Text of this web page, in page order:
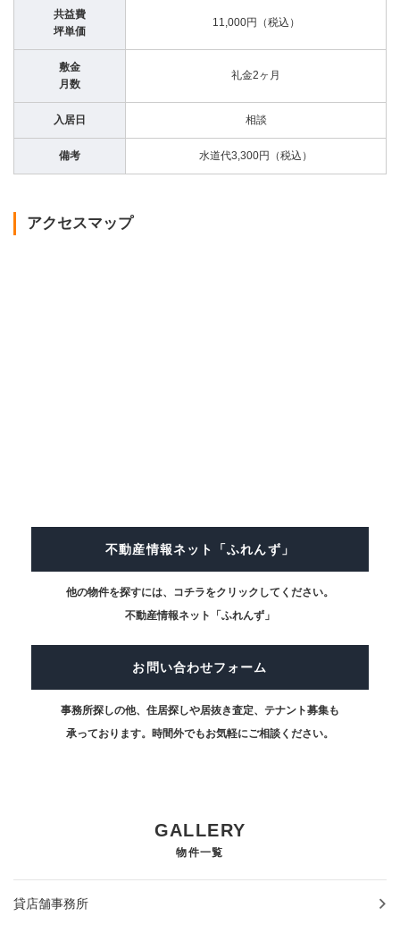
共益費
坪単価
11,000円（税込）
敷金
月数
礼金2ヶ月
入居日 相談
備考 水道代3,300円（税込）
アクセスマップ
不動産情報ネット「ふれんず」
他の物件を探すには、コチラをクリックしてください。
不動産情報ネット「ふれんず」
お問い合わせフォーム
事務所探しの他、住居探しや居抜き査定、テナント募集も
承っております。時間外でもお気軽にご相談ください。
GALLERY
物件一覧
貸店舗事務所